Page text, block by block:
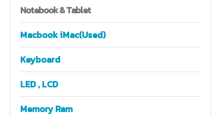
Notebook& Tablet
Macbook iMac(Used)
Keyboard
LED , LCD
Memory Ram